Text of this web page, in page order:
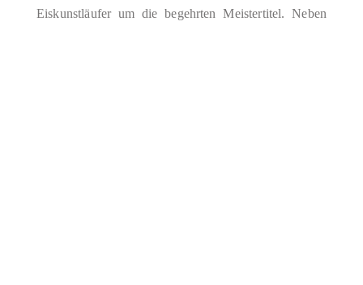
Eiskunstläufer um die begehrten Meistertitel. Neben